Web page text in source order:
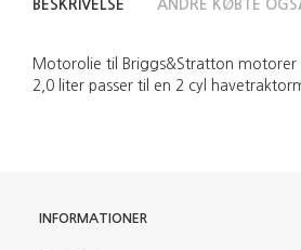
BESKRIVELSE ANDRE KØBTE
Motorolie til Briggs&Stratton
2,0 liter passer til en 2 cyl
INFORMATIONER